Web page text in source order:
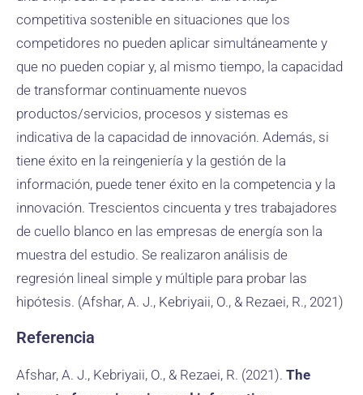
competitiva sostenible en situaciones que los
competidores no pueden aplicar simultáneamente y
que no pueden copiar y, al mismo tiempo, la capacidad
de transformar continuamente nuevos
productos/servicios, procesos y sistemas es
indicativa de la capacidad de innovación. Además, si
tiene éxito en la reingeniería y la gestión de la
información, puede tener éxito en la competencia y la
innovación. Trescientos cincuenta y tres trabajadores
de cuello blanco en las empresas de energía son la
muestra del estudio. Se realizaron análisis de
regresión lineal simple y múltiple para probar las
hipótesis. (Afshar, A. J., Kebriyaii, O., & Rezaei, R., 2021)
Referencia
Afshar, A. J., Kebriyaii, O., & Rezaei, R. (2021). The